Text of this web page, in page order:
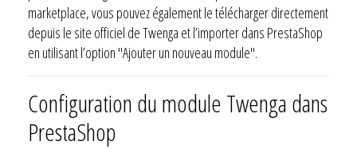
marketplace, vous pouvez également le télécharger directement
depuis le site officiel de Twenga et l’importer dans PrestaShop
en utilisant l’option "Ajouter un nouveau module".
Configuration du module Twenga dans
PrestaShop